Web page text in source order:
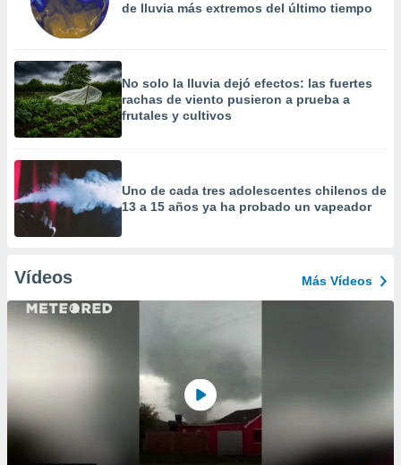
de lluvia más extremos del último tiempo
No solo la lluvia dejó efectos: las fuertes
rachas de viento pusieron a prueba a
frutales y cultivos
Uno de cada tres adolescentes chilenos de
13 a 15 años ya ha probado un vapeador
Vídeos Más Vídeos